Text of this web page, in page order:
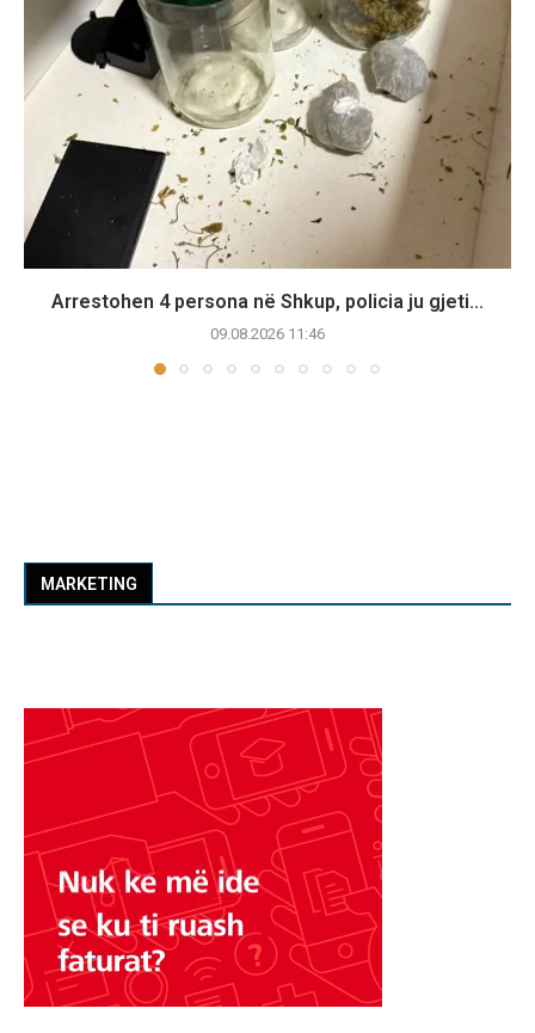
Arrestohen 4 persona në Shkup, policia ju gjeti...
09.08.2026 11:46
MARKETING